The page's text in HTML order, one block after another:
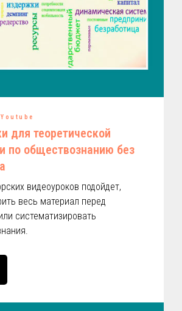
для теоретической
по обществознанию без
видеоуроков подойдет,
весь материал перед
систематизировать